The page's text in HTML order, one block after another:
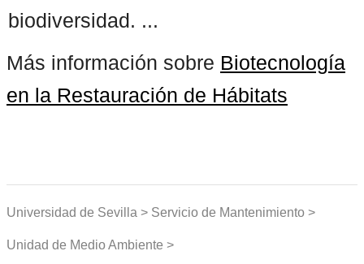
biodiversidad. ...
Más información sobre Biotecnología
en la Restauración de Hábitats
Universidad de Sevilla > Servicio de Mantenimiento >
Unidad de Medio Ambiente >